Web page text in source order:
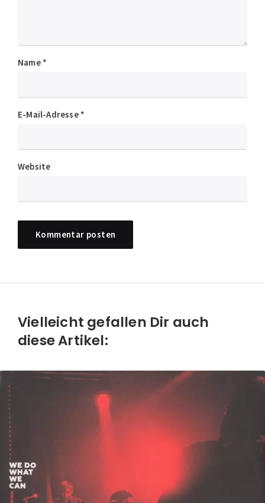
Name *
E-Mail-Adresse *
Website
Vielleicht gefallen Dir auch
diese Artikel: